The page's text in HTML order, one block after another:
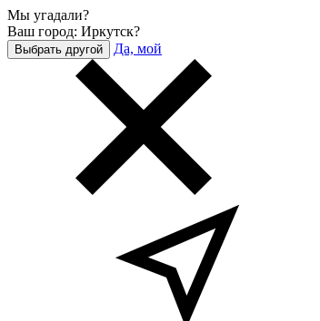
Мы угадали?
Ваш город: Иркутск?
Выбрать другой Да, мой